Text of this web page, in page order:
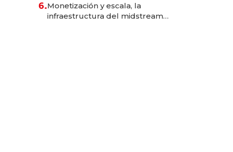
6.Monetización y escala, la
infraestructura del midstream